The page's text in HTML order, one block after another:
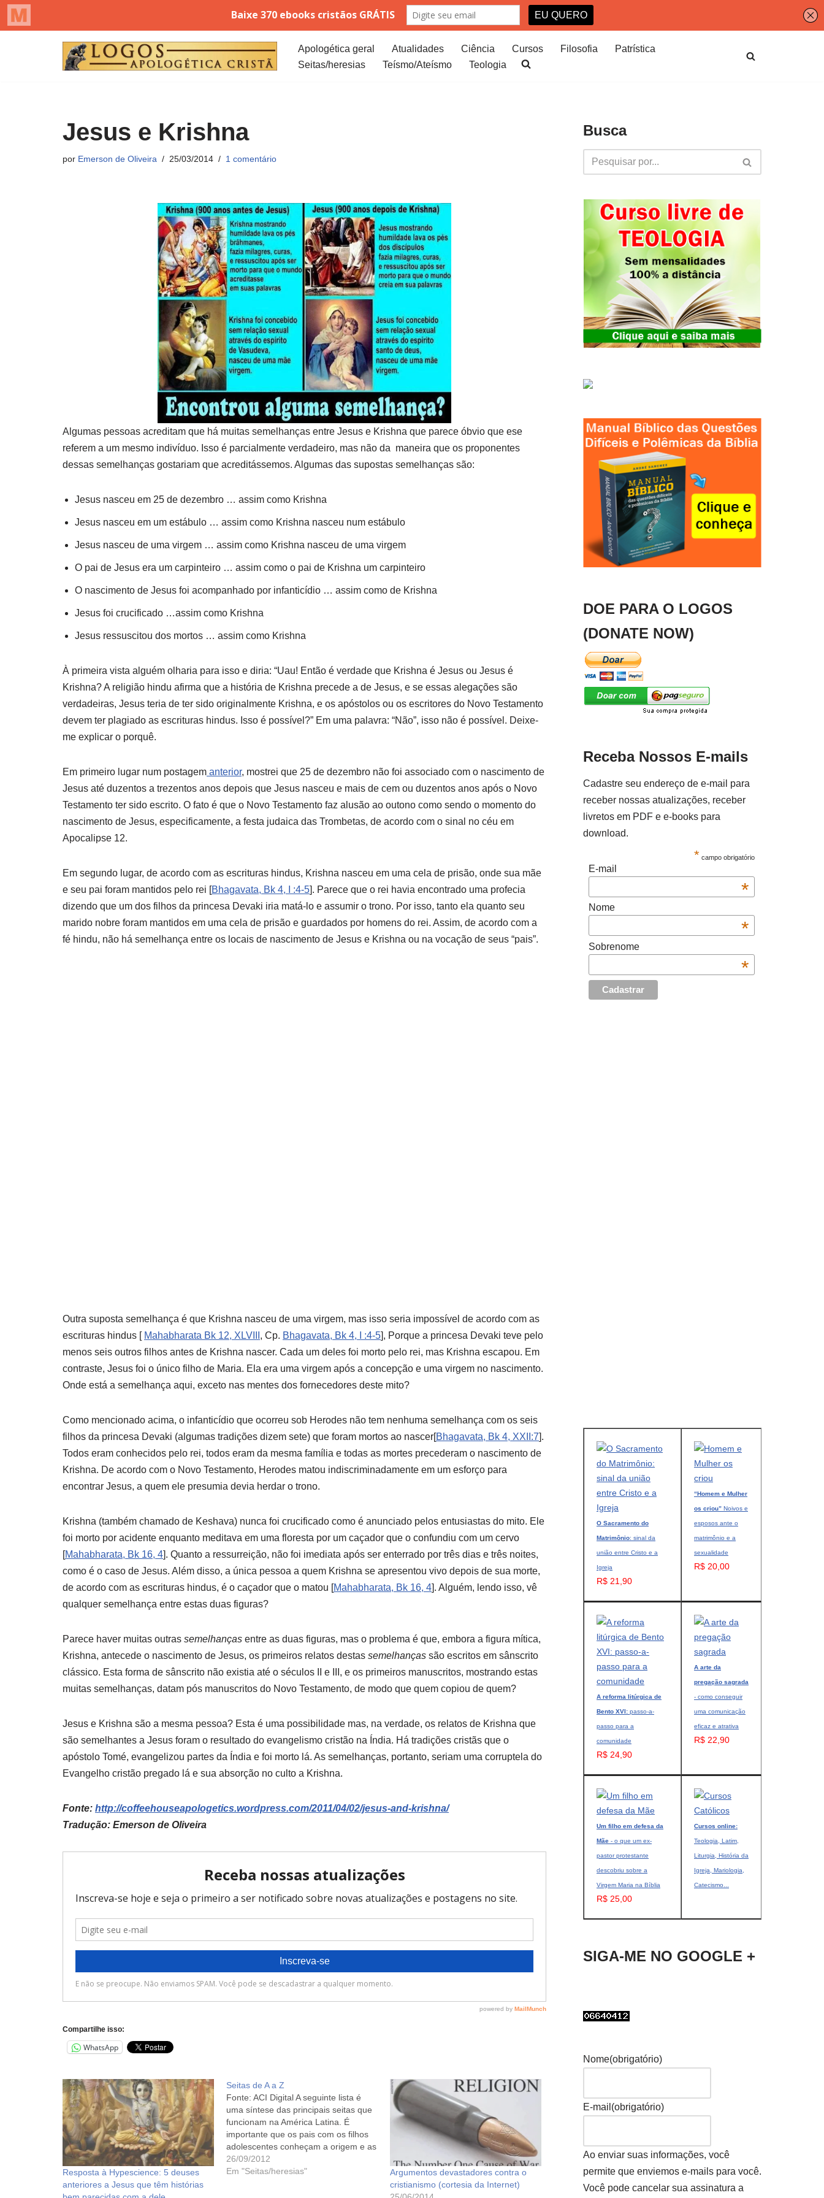
Apologética geral Atualidades Ciência Cursos Filosofia
Patrística
Seitas/heresias
Teísmo/Ateísmo Teologia
Jesus e Krishna
por Emerson de Oliveira 25/03/2014 1 comentário
Algumas pessoas acreditam que há muitas semelhanças entre Jesus e Krishna que parece óbvio que ese
referem a um mesmo indivíduo. Isso é parcialmente verdadeiro, mas não da maneira que os proponentes
dessas semelhanças gostariam que acreditássemos. Algumas das supostas semelhanças são:
Jesus nasceu em 25 de dezembro … assim como Krishna
Jesus nasceu em um estábulo … assim como Krishna nasceu num estábulo
Jesus nasceu de uma virgem … assim como Krishna nasceu de uma virgem
O pai de Jesus era um carpinteiro … assim como o pai de Krishna um carpinteiro
O nascimento de Jesus foi acompanhado por infanticídio … assim como de Krishna
Jesus foi crucificado …assim como Krishna
Jesus ressuscitou dos mortos … assim como Krishna
À primeira vista alguém olharia para isso e diria: “Uau! Então é verdade que Krishna é Jesus ou Jesus é
Krishna? A religião hindu afirma que a história de Krishna precede a de Jesus, e se essas alegações são
verdadeiras, Jesus teria de ter sido originalmente Krishna, e os apóstolos ou os escritores do Novo Testamento
devem ter plagiado as escrituras hindus. Isso é possível?” Em uma palavra: “Não”, isso não é possível. Deixe-
me explicar o porquê.
Em primeiro lugar num postagem anterior, mostrei que 25 de dezembro não foi associado com o nascimento de
Jesus até duzentos a trezentos anos depois que Jesus nasceu e mais de cem ou duzentos anos após o Novo
Testamento ter sido escrito. O fato é que o Novo Testamento faz alusão ao outono como sendo o momento do
nascimento de Jesus, especificamente, a festa judaica das Trombetas, de acordo com o sinal no céu em
Apocalipse 12.
Em segundo lugar, de acordo com as escrituras hindus, Krishna nasceu em uma cela de prisão, onde sua mãe
e seu pai foram mantidos pelo rei [Bhagavata, Bk 4, I :4-5]. Parece que o rei havia encontrado uma profecia
dizendo que um dos filhos da princesa Devaki iria matá-lo e assumir o trono. Por isso, tanto ela quanto seu
marido nobre foram mantidos em uma cela de prisão e guardados por homens do rei. Assim, de acordo com a
fé hindu, não há semelhança entre os locais de nascimento de Jesus e Krishna ou na vocação de seus “pais”.
Outra suposta semelhança é que Krishna nasceu de uma virgem, mas isso seria impossível de acordo com as
escrituras hindus [ Mahabharata Bk 12, XLVIII , Cp. Bhagavata, Bk 4, I :4-5], Porque a princesa Devaki teve pelo
menos seis outros filhos antes de Krishna nascer. Cada um deles foi morto pelo rei, mas Krishna escapou. Em
contraste, Jesus foi o único filho de Maria. Ela era uma virgem após a concepção e uma virgem no nascimento.
Onde está a semelhança aqui, exceto nas mentes dos fornecedores deste mito?
Como mencionado acima, o infanticídio que ocorreu sob Herodes não tem nenhuma semelhança com os seis
filhos da princesa Devaki (algumas tradições dizem sete) que foram mortos ao nascer[Bhagavata, Bk 4, XXII:7].
Todos eram conhecidos pelo rei, todos eram da mesma família e todas as mortes precederam o nascimento de
Krishna. De acordo com o Novo Testamento, Herodes matou indiscriminadamente em um esforço para
encontrar Jesus, a quem ele presumia devia herdar o trono.
Krishna (também chamado de Keshava) nunca foi crucificado como é anunciado pelos entusiastas do mito. Ele
foi morto por acidente enquanto meditava em uma floresta por um caçador que o confundiu com um cervo
[Mahabharata, Bk 16, 4]. Quanto a ressurreição, não foi imediata após ser enterrado por três dias e três noites,
como é o caso de Jesus. Além disso, a única pessoa a quem Krishna se apresentou vivo depois de sua morte,
de acordo com as escrituras hindus, é o caçador que o matou [Mahabharata, Bk 16, 4]. Alguém, lendo isso, vê
qualquer semelhança entre estas duas figuras?
Parece haver muitas outras semelhanças entre as duas figuras, mas o problema é que, embora a figura mítica,
Krishna, antecede o nascimento de Jesus, os primeiros relatos destas semelhanças são escritos em sânscrito
clássico. Esta forma de sânscrito não existia até o séculos II e III, e os primeiros manuscritos, mostrando estas
muitas semelhanças, datam pós manuscritos do Novo Testamento, de modo que quem copiou de quem?
Jesus e Krishna são a mesma pessoa? Esta é uma possibilidade mas, na verdade, os relatos de Krishna que
são semelhantes a Jesus foram o resultado do evangelismo cristão na Índia. Há tradições cristãs que o
apóstolo Tomé, evangelizou partes da Índia e foi morto lá. As semelhanças, portanto, seriam uma corruptela do
Evangelho cristão pregado lá e sua absorção no culto a Krishna.
Fonte: http://coffeehouseapologetics.wordpress.com/2011/04/02/jesus-and-krishna/
Tradução: Emerson de Oliveira
Compartilhe isso:
WhatsApp
Resposta à Hypescience: 5 deuses
anteriores a Jesus que têm histórias
Seitas de A a Z
Fonte: ACI Digital A seguinte lista é
uma síntese das principais seitas que
funcionam na América Latina. É
importante que os pais com os filhos
adolescentes conheçam a origem e as
características de alguns grupos
totalitários. Não são os únicos.
26/09/2012
Em "Seitas/heresias"
Argumentos devastadores contra o
cristianismo (cortesia da Internet)
Busca
DOE PARA O LOGOS
(DONATE NOW)
Receba Nossos E-mails
Cadastre seu endereço de e-mail para
receber nossas atualizações, receber
livretos em PDF e e-books para
download.
* campo obrigatório
E-mail
*
Nome
*
Sobrenome
*
O Sacramento do
Matrimônio: sinal da
união entre Cristo e a
Igreja
R$ 21,90
“Homem e Mulher
os criou” Noivos e
esposos ante o
matrimônio e a
sexualidade
R$ 20,00
A reforma litúrgica de
Bento XVI: passo-a-
passo para a
comunidade
R$ 24,90
A arte da
pregação sagrada
- como conseguir
uma comunicação
eficaz e atrativa
R$ 22,90
Um filho em defesa da
Mãe - o que um ex-
pastor protestante
descobriu sobre a
Virgem Maria na Bíblia
R$ 25,00
Cursos online:
Teologia, Latim,
Liturgia, História da
Igreja, Mariologia,
Catecismo...
SIGA-ME NO GOOGLE +
Nome(obrigatório)
E-mail (obrigatório)
Ao enviar suas informações, você
permite que enviemos e-mails para você.
Você pode cancelar sua assinatura a